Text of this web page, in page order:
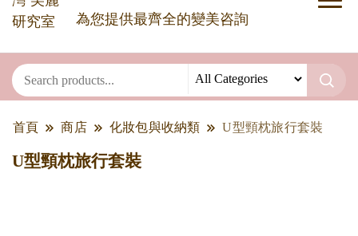
為您提供最齊全的變美咨詢
首頁 商店 化妝包與收納類 U型頸枕旅行套裝
U型頸枕旅行套裝